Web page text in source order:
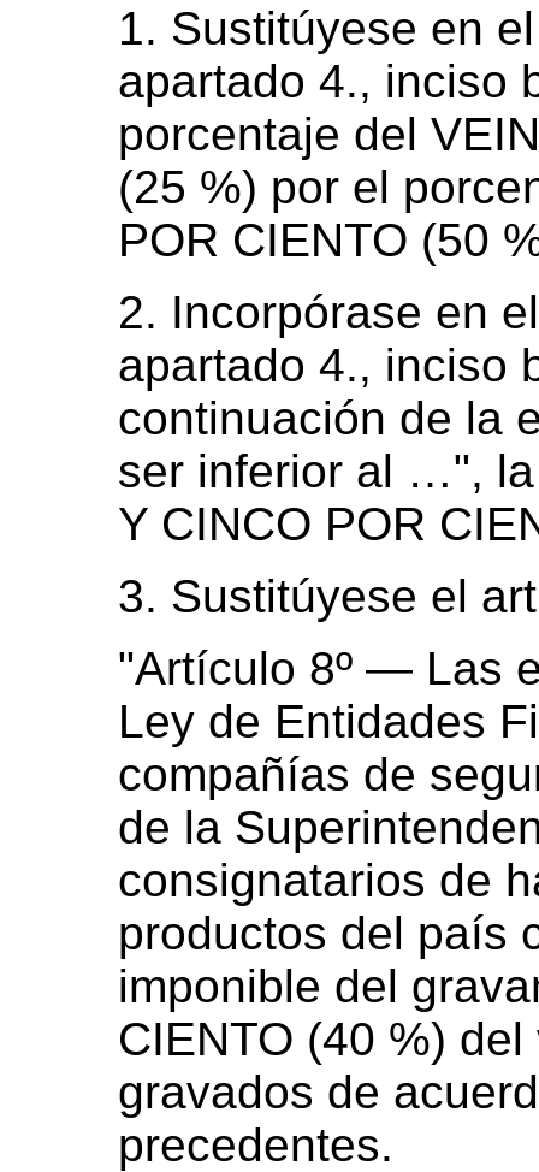
1. Sustitúyese en
apartado 4., inciso
porcentaje del
(25 %) por el
POR CIENTO (50
2. Incorpórase en
apartado 4., inciso
continuación de la
ser inferior al …",
Y CINCO POR
3. Sustitúyese el
"Artículo 8º — Las
Ley de Entidades
compañías de
de la
consignatarios de
productos del país
imponible del
CIENTO (40 %)
gravados de
precedentes.